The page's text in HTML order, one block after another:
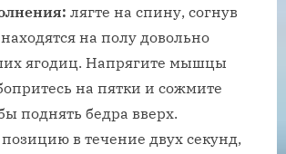
лягте на спину, согнув
на полу довольно
ягодиц. Напрягите мышцы
на пятки и сожмите
поднять бедра вверх.
в течение двух секунд,